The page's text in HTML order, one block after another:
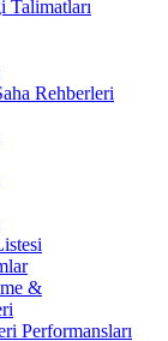
Talimatları
Rehberleri
&
Performansları